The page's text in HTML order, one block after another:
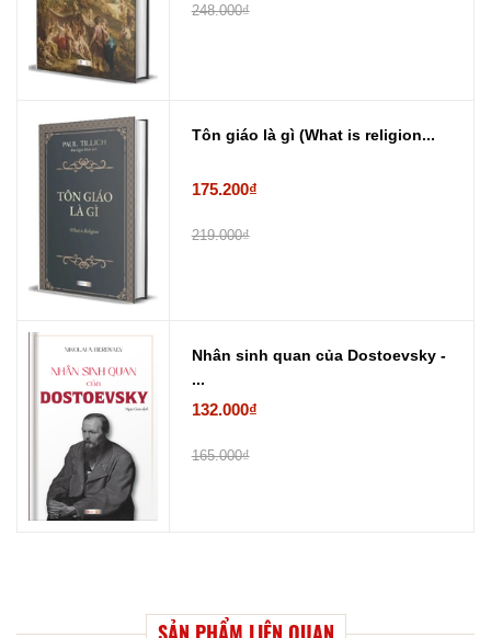
248.000₫
Tôn giáo là gì (What is religion...
175.200₫
219.000₫
Nhân sinh quan của Dostoevsky -
...
132.000₫
165.000₫